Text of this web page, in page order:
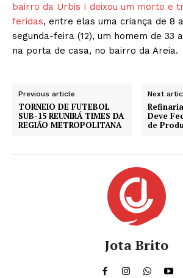
bairro da Urbis I deixou um morto e
feridas, entre elas uma criança de 8
segunda-feira (12), um homem de 33
na porta de casa, no bairro da Areia.
Previous article
TORNEIO DE FUTEBOL
SUB-15 REUNIRÁ TIMES DA
REGIÃO METROPOLITANA
Next
Deve
de
Jota Brito